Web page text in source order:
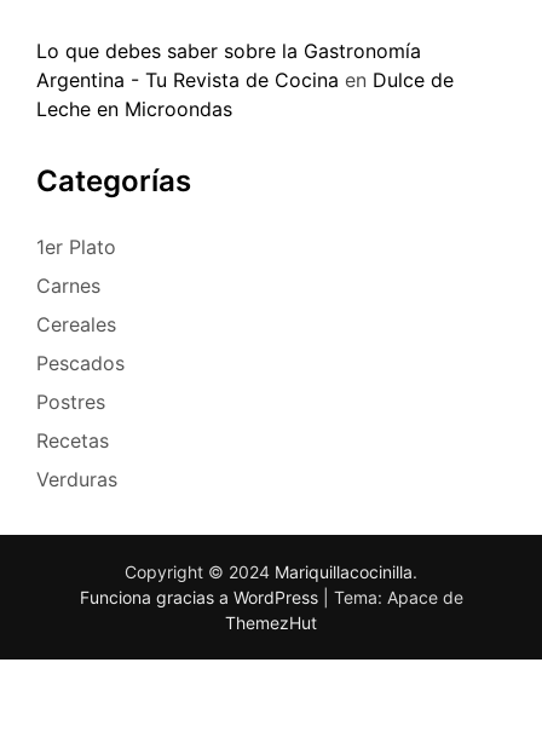
Lo que debes saber sobre la Gastronomía
Argentina - Tu Revista de Cocina en Dulce de
Leche en Microondas
Categorías
1er Plato
Carnes
Cereales
Pescados
Postres
Recetas
Verduras
Copyright © 2024 Mariquillacocinilla.
Funciona gracias a WordPress
Tema: Apace de
ThemezHut